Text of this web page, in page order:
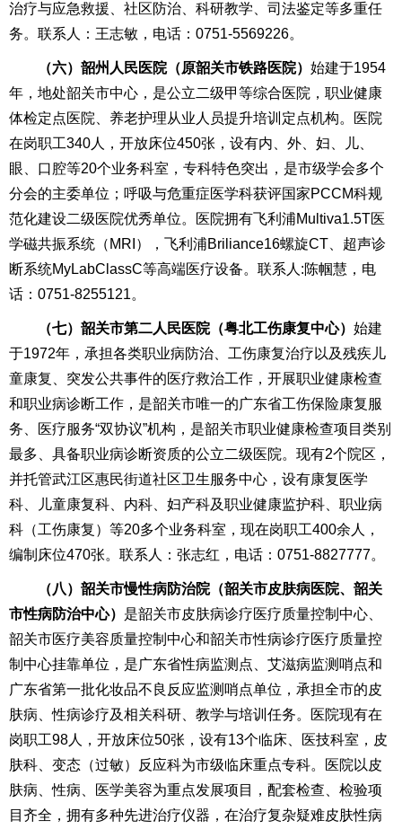
治疗与应急救援、社区防治、科研教学、司法鉴定等多重任
务。联系人：王志敏，电话：0751-5569226。
（六）韶州人民医院（原韶关市铁路医院） 始建于1954
年，地处韶关市中心，是公立二级甲等综合医院，职业健康
体检定点医院、养老护理从业人员提升培训定点机构。医院
在岗职工340人，开放床位450张，设有内、外、妇、儿、
眼、口腔等20个业务科室，专科特色突出，是市级学会多个
分会的主委单位；呼吸与危重症医学科获评国家PCCM科规
范化建设二级医院优秀单位。医院拥有飞利浦Multiva1.5T医
学磁共振系统（MRI），飞利浦Briliance16螺旋CT、超声诊
断系统MyLabClassC等高端医疗设备。联系人:陈帼慧，电
话：0751-8255121。
（七）韶关市第二人民医院（粤北工伤康复中心） 始建
于1972年，承担各类职业病防治、工伤康复治疗以及残疾儿
童康复、突发公共事件的医疗救治工作，开展职业健康检查
和职业病诊断工作，是韶关市唯一的广东省工伤保险康复服
务、医疗服务“双协议”机构，是韶关市职业健康检查项目类别
最多、具备职业病诊断资质的公立二级医院。现有2个院区，
并托管武江区惠民街道社区卫生服务中心，设有康复医学
科、儿童康复科、内科、妇产科及职业健康监护科、职业病
科（工伤康复）等20多个业务科室，现在岗职工400余人，
编制床位470张。联系人：张志红，电话：0751-8827777。
（八 ）韶关市慢性病防治院（韶关市皮肤病医院、韶关
市性病防治中心） 是韶关市皮肤病诊疗医疗质量控制中心、
韶关市医疗美容质量控制中心和韶关市性病诊疗医疗质量控
制中心挂靠单位，是广东省性病监测点、艾滋病监测哨点和
广东省第一批化妆品不良反应监测哨点单位，承担全市的皮
肤病、性病诊疗及相关科研、教学与培训任务。医院现有在
岗职工98人，开放床位50张，设有13个临床、医技科室，皮
肤科、变态（过敏）反应科为市级临床重点专科。医院以皮
肤病、性病、医学美容为重点发展项目，配套检查、检验项
目齐全，拥有多种先进治疗仪器，在治疗复杂疑难皮肤性病